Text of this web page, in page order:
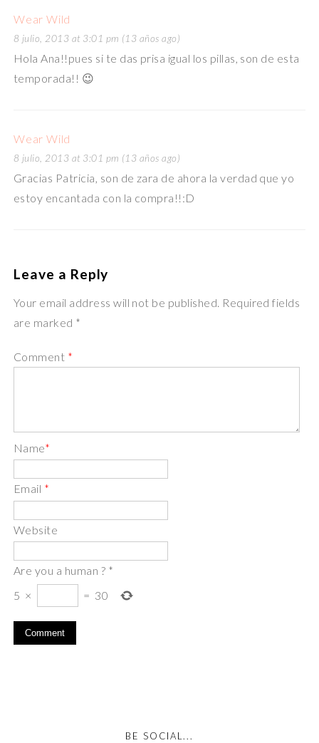
Wear Wild
8 julio, 2013 at 3:01 pm (13 años ago)
Hola Ana!!pues si te das prisa igual los pillas, son de esta
temporada!! 😉
Wear Wild
8 julio, 2013 at 3:01 pm (13 años ago)
Gracias Patricia, son de zara de ahora la verdad que yo
estoy encantada con la compra!!:D
Leave a Reply
Your email address will not be published. Required fields
are marked *
Comment *
Name*
Email *
Website
Are you a human ? *
5 × = 30
BE SOCIAL...